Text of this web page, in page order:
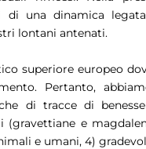
di una dinamica
lontani antenati.
superiore europeo
Pertanto,
di tracce di
e
e umani,4)